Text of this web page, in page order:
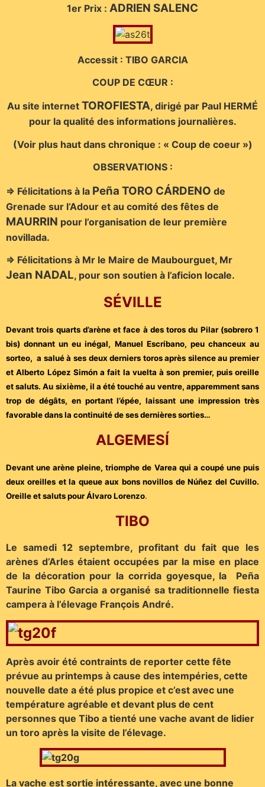
1er Prix : ADRIEN SALENC
Accessit : TIBO GARCIA
COUP DE CŒUR :
Au site internet TOROFIESTA, dirigé par Paul HERMÉ
pour la qualité des informations journalières.
(Voir plus haut dans chronique : « Coup de coeur »)
OBSERVATIONS :
=> Félicitations à la Peña TORO CÁRDENO de
Grenade sur l’Adour et au comité des fêtes de
MAURRIN pour l’organisation de leur première
novillada.
=> Félicitations à Mr le Maire de Maubourguet, Mr
Jean NADAL, pour son soutien à l’aficion locale.
SÉVILLE
Devant trois quarts d’arène et face à des toros du Pilar (sobrero 1
bis) donnant un eu inégal, Manuel Escribano, peu chanceux au
sorteo, a salué à ses deux derniers toros après silence au premier
et Alberto López Simón a fait la vuelta à son premier, puis oreille
et saluts. Au sixième, il a été touché au ventre, apparemment sans
trop de dégâts, en portant l’épée, laissant une impression très
favorable dans la continuité de ses dernières sorties…
ALGEMESÍ
Devant une arène pleine, triomphe de Varea qui a coupé une puis
deux oreilles et la queue aux bons novillos de Núñez del Cuvillo.
Oreille et saluts pour Álvaro Lorenzo.
TIBO
Le samedi 12 septembre, profitant du fait que les
arènes d’Arles étaient occupées par la mise en place
de la décoration pour la corrida goyesque, la Peña
Taurine Tibo Garcia a organisé sa traditionnelle fiesta
campera à l’élevage François André.
Après avoir été contraints de reporter cette fête
prévue au printemps à cause des intempéries, cette
nouvelle date a été plus propice et c’est avec une
température agréable et devant plus de cent
personnes que Tibo a tienté une vache avant de lidier
un toro après la visite de l’élevage.
La vache est sortie intéressante, avec une bonne